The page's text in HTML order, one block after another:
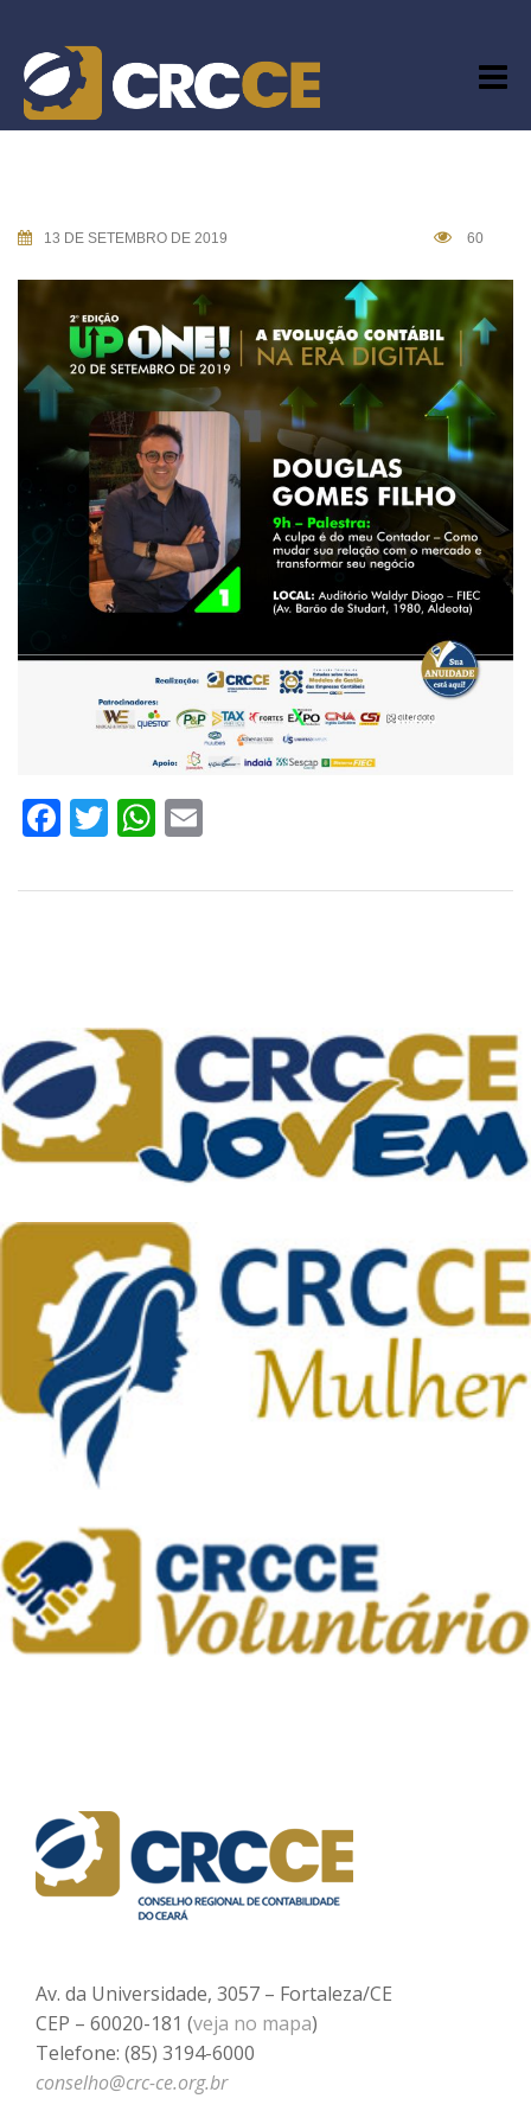
content
13 DE SETEMBRO DE 2019 60
Facebook
TwitterWhatsApp
Av. da Universidade, 3057 – Fortaleza/CE
CEP – 60020-181 (veja no mapa)
Telefone: (85) 3194-6000
conselho@crc-ce.org.br